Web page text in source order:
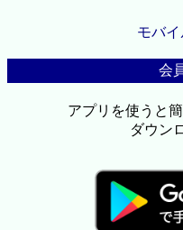
モバイ
会
アプリを使うと
ダウン